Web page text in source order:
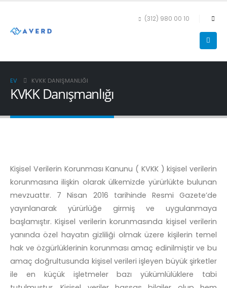
(312) 980 00 10
EV KVKK DANIŞMANLIĞI
KVKK Danışmanlığı
Kişisel Verilerin Korunması Kanunu ( KVKK ) kişisel verilerin
korunmasına ilişkin olarak ülkemizde yürürlükte bulunan
mevzuattır. 7 Nisan 2016 tarihinde Resmi Gazete’de
yayınlanarak yürürlüğe girmiş ve uygulanmaya
başlamıştır. Kişisel verilerin korunmasında kişisel verilerin
yanında özel hayatın gizliliği olmak üzere kişilerin temel
hak ve özgürlüklerinin korunması amaç edinilmiştir ve bu
amaç doğrultusunda kişisel verileri işleyen büyük şirketler
ile en küçük işletmeler bazı yükümlülüklere tabi